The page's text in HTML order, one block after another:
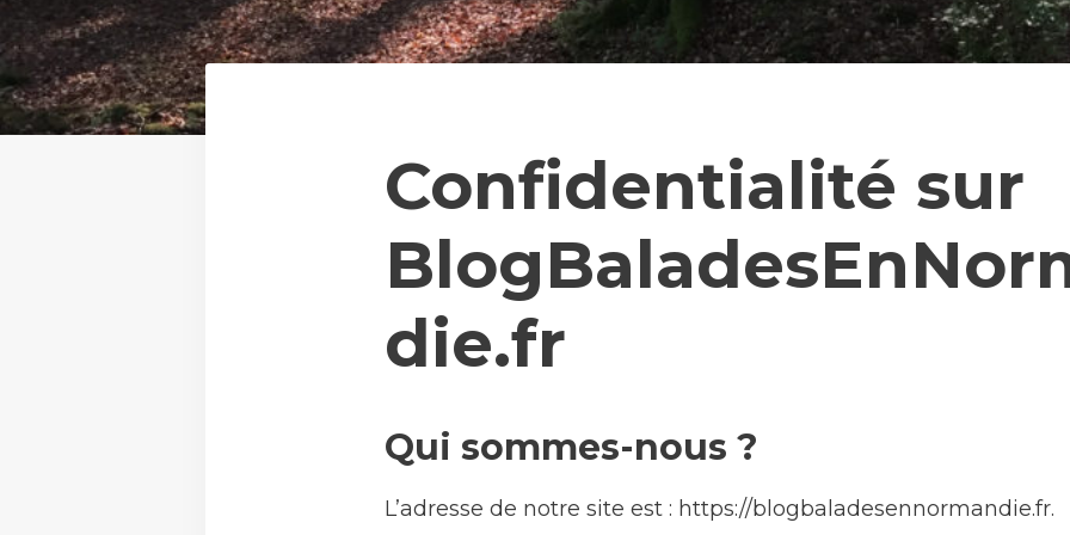
Confidentialité sur
die.fr
Qui sommes-nous ?
L’adresse de notre site est : https://blogbaladesennormandie.fr.